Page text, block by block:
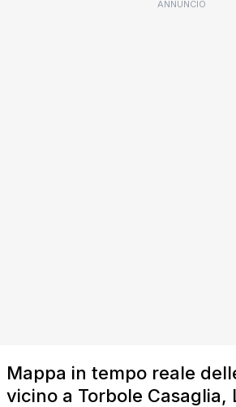
ANNUNCIO
Mappa in tempo reale
vicino a Torbole Casaglia,